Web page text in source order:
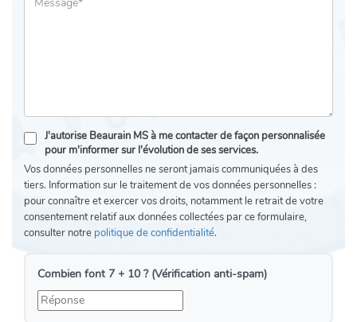
J'autorise Beaurain MS à me contacter de façon personnalisée
pour m'informer sur l'évolution de ses services.
Vos données personnelles ne seront jamais communiquées à des
tiers. Information sur le traitement de vos données personnelles :
pour connaître et exercer vos droits, notamment le retrait de votre
consentement relatif aux données collectées par ce formulaire,
consulter notre politique de confidentialité.
Combien font 7 + 10 ? (Vérification anti-spam)